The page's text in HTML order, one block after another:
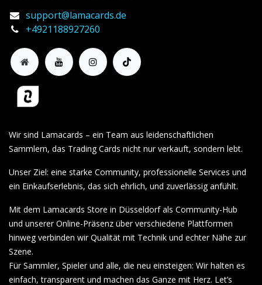
support@lamacards.de
+4921188927260
Wir sind Lamacards – ein Team aus leidenschaftlichen
Sammlern, das Trading Cards nicht nur verkauft, sondern lebt.
Unser Ziel: eine starke Community, professionelle Services und
ein Einkaufserlebnis, das sich ehrlich, und zuverlässig anfühlt.
Mit dem Lamacards Store in Düsseldorf als Community-Hub
und unserer Online-Präsenz über verschiedene Plattformen
hinweg verbinden wir Qualität mit Technik und echter Nähe zur
Szene.
Für Sammler, Spieler und alle, die neu einsteigen: Wir halten es
einfach, transparent und machen das Ganze mit Herz. Let’s